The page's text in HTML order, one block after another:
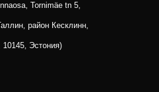
Tornimäe tn 5,
район Кесклинн,
Эстония)